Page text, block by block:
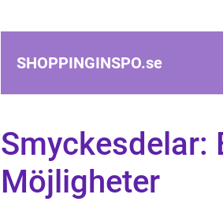
SHOPPINGINSPO.se
Smyckesdelar:
Möjligheter